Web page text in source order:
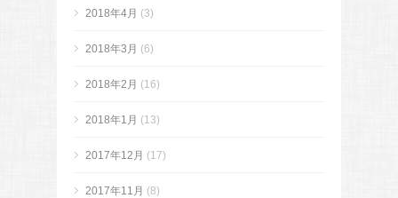
2018年4月 (3)
2018年3月 (6)
2018年2月 (16)
2018年1月 (13)
2017年12月 (17)
2017年11月 (8)